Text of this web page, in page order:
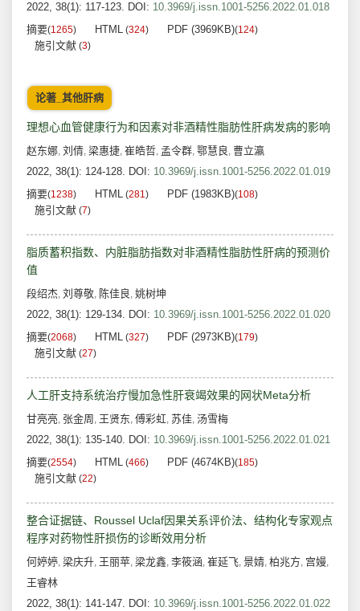
2022, 38(1): 117-123. DOI: 10.3969/j.issn.1001-5256.2022.01.018
摘要(1265) HTML (324) PDF (3969KB)(124)
施引文献 (3)
论著_其他肝病
理想心血管健康行为和因素对非酒精性脂肪性肝病发病的影响
赵东娜, 刘倩, 梁惠捷, 崔皓哲, 孟令群, 鄂慧良, 曹立瀛
2022, 38(1): 124-128. DOI: 10.3969/j.issn.1001-5256.2022.01.019
摘要(1238) HTML (281) PDF (1983KB)(108)
施引文献 (7)
脂质蓄积指数、内脏脂肪指数对非酒精性脂肪性肝病的预测价
值
段绍杰, 刘尊敬, 陈佳良, 姚树坤
2022, 38(1): 129-134. DOI: 10.3969/j.issn.1001-5256.2022.01.020
摘要(2068) HTML (327) PDF (2973KB)(179)
施引文献 (27)
人工肝支持系统治疗慢加急性肝衰竭效果的网状Meta分析
甘亮亮, 张金周 , 王贤东, 傅彩虹, 苏佳, 汤雪梅
2022, 38(1): 135-140. DOI: 10.3969/j.issn.1001-5256.2022.01.021
摘要(2554) HTML (466) PDF (4674KB)(185)
施引文献 (22)
整合证据链、Roussel Uclaf因果关系评价法、结构化专家观点
程序对药物性肝损伤的诊断效用分析
何婷婷, 梁庆升, 王丽苹, 梁龙鑫, 李筱涵, 崔延飞, 景婧, 柏兆方, 宫嫚,
王睿林
2022, 38(1): 141-147. DOI: 10.3969/j.issn.1001-5256.2022.01.022